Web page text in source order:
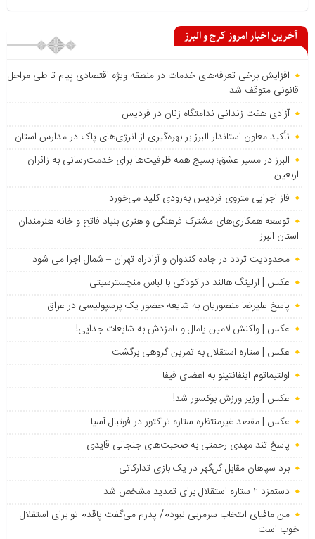
آخرین اخبار امروز کرج و البرز
افزایش برخی تعرفه‌های خدمات در منطقه ویژه اقتصادی پیام تا طی مراحل
قانونی متوقف شد
آزادی هفت زندانی ندامتگاه زنان در فردیس
تأکید معاون استاندار البرز بر بهره‌گیری از انرژی‌های پاک در مدارس استان
البرز در مسیر عشق؛ بسیج همه ظرفیت‌ها برای خدمت‌رسانی به زائران
اربعین
فاز اجرایی متروی فردیس به‌زودی کلید می‌خورد
توسعه همکاری‌های مشترک فرهنگی و هنری بنیاد فاتح و خانه هنرمندان
استان البرز
محدودیت تردد در جاده کندوان و آزادراه تهران – شمال اجرا می شود
عکس | ارلینگ هالند در کودکی با لباس منچسترسیتی
پاسخ علیرضا منصوریان به شایعه حضور یک پرسپولیسی در عراق
عکس | واکنش لامین یامال و نامزدش به شایعات جدایی!
عکس | ستاره استقلال به تمرین گروهی برگشت
اولتیماتوم اینفانتینو به اعضای فیفا
عکس | وزیر ورزش بوکسور شد!
عکس | مقصد غیرمنتظره ستاره تراکتور در فوتبال آسیا
پاسخ تند مهدی رحمتی به صحبت‌های جنجالی قایدی
برد سپاهان مقابل گل‌گهر در یک بازی تدارکاتی
دستمزد ۲ ستاره استقلال برای تمدید مشخص شد
من مافیای انتخاب سرمربی نبودم/ پدرم می‌گفت پاقدم تو برای استقلال
خوب است